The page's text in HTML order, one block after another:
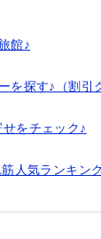
館♪
を探す♪（割引
をチェック♪
人気ランキン